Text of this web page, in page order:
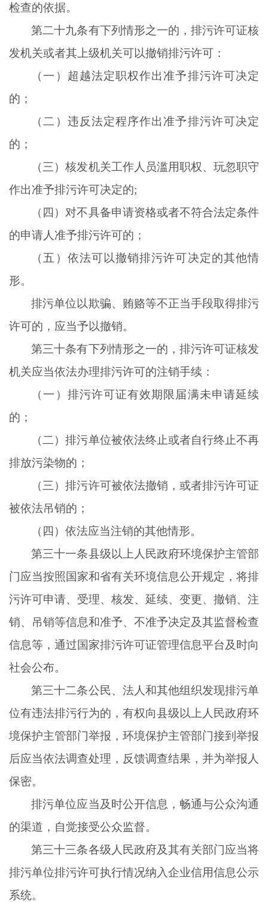
检查的依据。
第二十九条有下列情形之一的，排污许可证核
发机关或者其上级机关可以撤销排污许可：
（一）超越法定职权作出准予排污许可决定
的；
（二）违反法定程序作出准予排污许可决定
的；
（三）核发机关工作人员滥用职权、玩忽职守
作出准予排污许可决定的;
（四）对不具备申请资格或者不符合法定条件
的申请人准予排污许可的；
（五）依法可以撤销排污许可决定的其他情
形。
排污单位以欺骗、贿赂等不正当手段取得排污
许可的，应当予以撤销。
第三十条有下列情形之一的，排污许可证核发
机关应当依法办理排污许可的注销手续：
（一）排污许可证有效期限届满未申请延续
的；
（二）排污单位被依法终止或者自行终止不再
排放污染物的；
（三）排污许可被依法撤销，或者排污许可证
被依法吊销的；
（四）依法应当注销的其他情形。
第三十一条县级以上人民政府环境保护主管部
门应当按照国家和省有关环境信息公开规定，将排
污许可申请、受理、核发、延续、变更、撤销、注
销、吊销等信息和准予、不准予决定及其监督检查
信息等，通过国家排污许可证管理信息平台及时向
社会公布。
第三十二条公民、法人和其他组织发现排污单
位有违法排污行为的，有权向县级以上人民政府环
境保护主管部门举报，环境保护主管部门接到举报
后应当依法调查处理，反馈调查结果，并为举报人
保密。
排污单位应当及时公开信息，畅通与公众沟通
的渠道，自觉接受公众监督。
第三十三条各级人民政府及其有关部门应当将
排污单位排污许可执行情况纳入企业信用信息公示
系统。